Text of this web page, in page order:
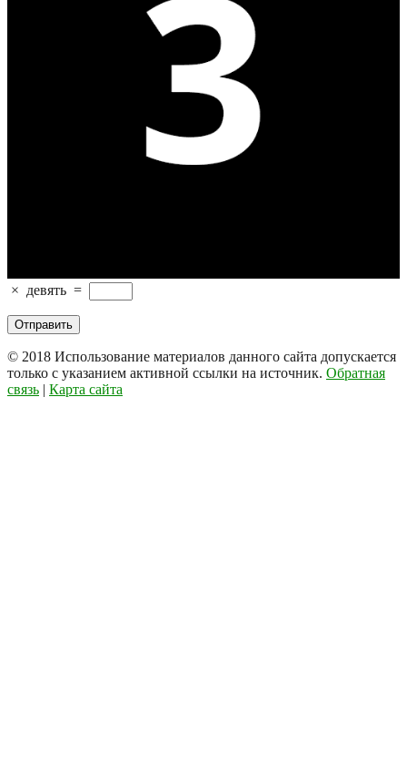
× девять =
© 2018 Использование материалов данного сайта допускается
только с указанием активной ссылки на источник. Обратная
связь | Карта сайта